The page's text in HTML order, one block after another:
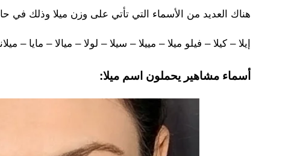
هناك العديد من الأسماء التي تأتي على وزن ميلا وذلك في
إيلا – كيلا – فيلو ميلا – مييلا – سيلا – لولا – ميالا – مايا –
أسماء مشاهير يحملون اسم ميلا: